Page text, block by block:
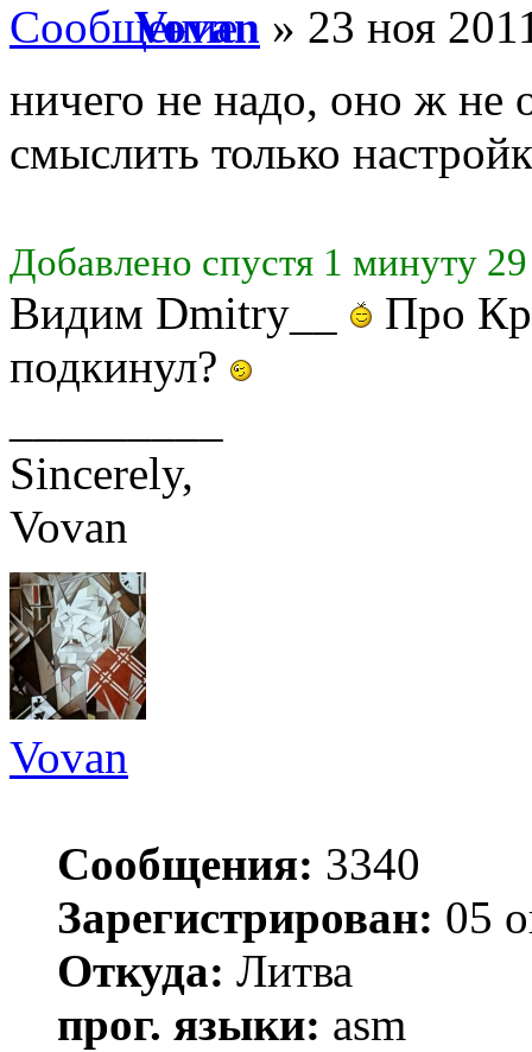
Vovan » 23 ноя
ничего не надо, оно ж
смыслить только
Добавлено спустя 1 минуту
Видим Dmitry__
Про
подкинул?
Sincerely,
Vovan
Vovan
Сообщения: 3340
Зарегистрирован: 05
Откуда: Литва
прог. языки: asm